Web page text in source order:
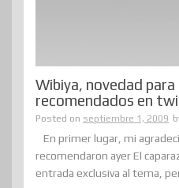
Wibiya, novedad para
recomendados en
Posted on septiembre 1, 2009
En primer lugar, mi
recomendaron ayer El
entrada exclusiva al tema,